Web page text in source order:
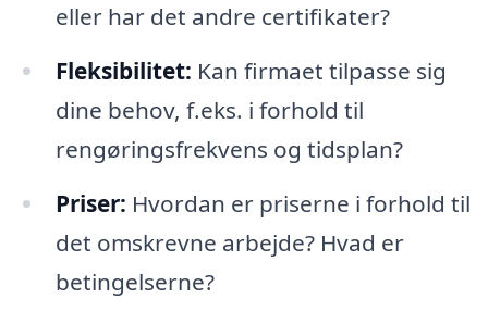
eller har det andre certifikater?
Fleksibilitet: Kan firmaet tilpasse sig
dine behov, f.eks. i forhold til
rengøringsfrekvens og tidsplan?
Priser: Hvordan er priserne i forhold til
det omskrevne arbejde? Hvad er
betingelserne?